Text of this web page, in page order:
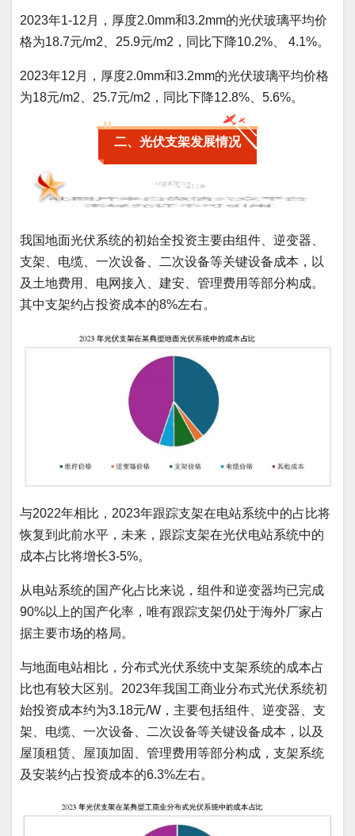
2023年1-12月，厚度2.0mm和3.2mm的光伏玻璃平均价
格为18.7元/m2、25.9元/m2，同比下降10.2%、 4.1%。
2023年12月，厚度2.0mm和3.2mm的光伏玻璃平均价格
为18元/m2、25.7元/m2，同比下降12.8%、5.6%。
二、光伏支架发展情况
1、光伏支架在光伏发电系统中的成本占比
我国地面光伏系统的初始全投资主要由组件、逆变器、
支架、电缆、一次设备、二次设备等关键设备成本，以
及土地费用、电网接入、建安、管理费用等部分构成。
其中支架约占投资成本的8%左右。
与2022年相比，2023年跟踪支架在电站系统中的占比将
恢复到此前水平，未来，跟踪支架在光伏电站系统中的
成本占比将增长3-5%。
从电站系统的国产化占比来说，组件和逆变器均已完成
90%以上的国产化率，唯有跟踪支架仍处于海外厂家占
据主要市场的格局。
与地面电站相比，分布式光伏系统中支架系统的成本占
比也有较大区别。2023年我国工商业分布式光伏系统初
始投资成本约为3.18元/W，主要包括组件、逆变器、支
架、电缆、一次设备、二次设备等关键设备成本，以及
屋顶租赁、屋顶加固、管理费用等部分构成，支架系统
及安装约占投资成本的6.3%左右。